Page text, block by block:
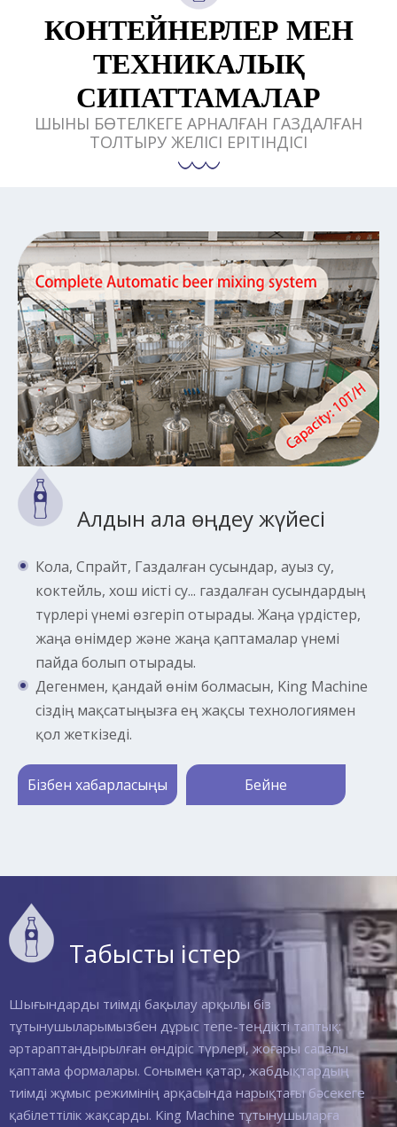
КОНТЕЙНЕРЛЕР МЕН
ТЕХНИКАЛЫҚ
СИПАТТАМАЛАР
ШЫНЫ БӨТЕЛКЕГЕ АРНАЛҒАН ГАЗДАЛҒАН
ТОЛТЫРУ ЖЕЛІСІ ЕРІТІНДІСІ
Алдын ала өңдеу жүйесі
Кола, Спрайт, Газдалған сусындар, ауыз су,
коктейль, хош иісті су... газдалған сусындардың
түрлері үнемі өзгеріп отырады. Жаңа үрдістер,
жаңа өнімдер және жаңа қаптамалар үнемі
пайда болып отырады.
Дегенмен, қандай өнім болмасын, King Machine
сіздің мақсатыңызға ең жақсы технологиямен
қол жеткізеді.
Бізбен хабарласыңы Бейне
Табысты істер
Шығындарды тиімді бақылау арқылы біз
тұтынушыларымызбен дұрыс тепе-теңдікті таптық:
әртараптандырылған өндіріс түрлері, жоғары сапалы
қаптама формалары. Сонымен қатар, жабдықтардың
тиімді жұмыс режимінің арқасында нарықтағы бәсекеге
қабілеттілік жақсарды. King Machine тұтынушыларға